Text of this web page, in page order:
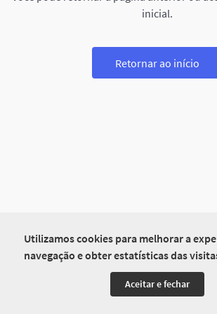
Utilizamos cookies para melhorar a
navegação e obter estatísticas das
Aceitar e fechar
inicial.
Retornar ao início